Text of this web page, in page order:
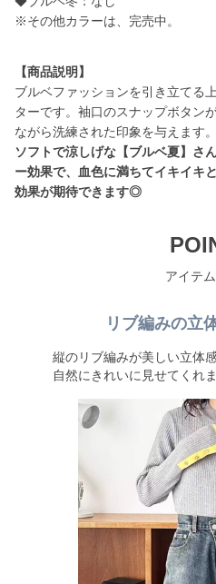
※その他カラーは、完売中。
【商品説明】
ブルベファッションを引き立てる
ターです。袖口のスナップボタン
ソフトで涼しげな【ブルベ夏】さ
ー効果で、血色に満ちてイキイキ
効果が期待できます◎
アイテ
リブ編みの立
縦のリブ編みが美しい立体
自然にきれいに見せてくれま